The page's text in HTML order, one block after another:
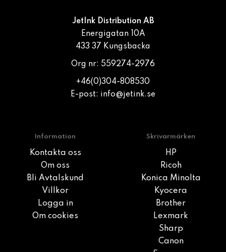
JetInk Distribution AB
Energigatan 10A
433 37 Kungsbacka
Org nr: 559274-2976
+46(0)304-808530
E-post: info@jetink.se
Information
Kontakta oss
Om oss
Bli Avtalskund
Villkor
Logga in
Om cookies
Skrivarmärken
HP
Ricoh
Konica Minolta
Kyocera
Brother
Lexmark
Sharp
Canon